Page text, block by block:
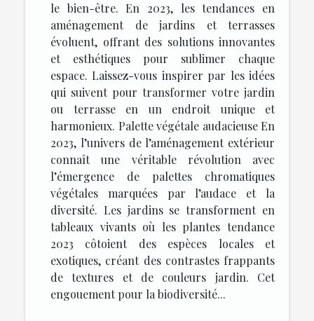
le bien-être. En 2023, les tendances en
aménagement de jardins et terrasses
évoluent, offrant des solutions innovantes
et esthétiques pour sublimer chaque
espace. Laissez-vous inspirer par les idées
qui suivent pour transformer votre jardin
ou terrasse en un endroit unique et
harmonieux. Palette végétale audacieuse En
2023, l’univers de l’aménagement extérieur
connaît une véritable révolution avec
l’émergence de palettes chromatiques
végétales marquées par l’audace et la
diversité. Les jardins se transforment en
tableaux vivants où les plantes tendance
2023 côtoient des espèces locales et
exotiques, créant des contrastes frappants
de textures et de couleurs jardin. Cet
engouement pour la biodiversité...